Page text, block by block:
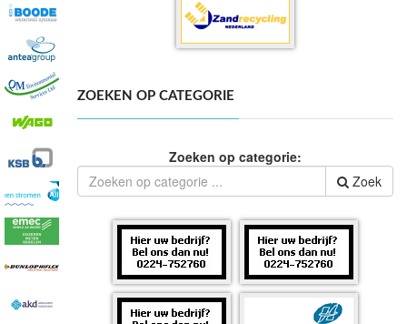
ZOEKEN OP CATEGORIE
Zoeken op categorie:
Zoek